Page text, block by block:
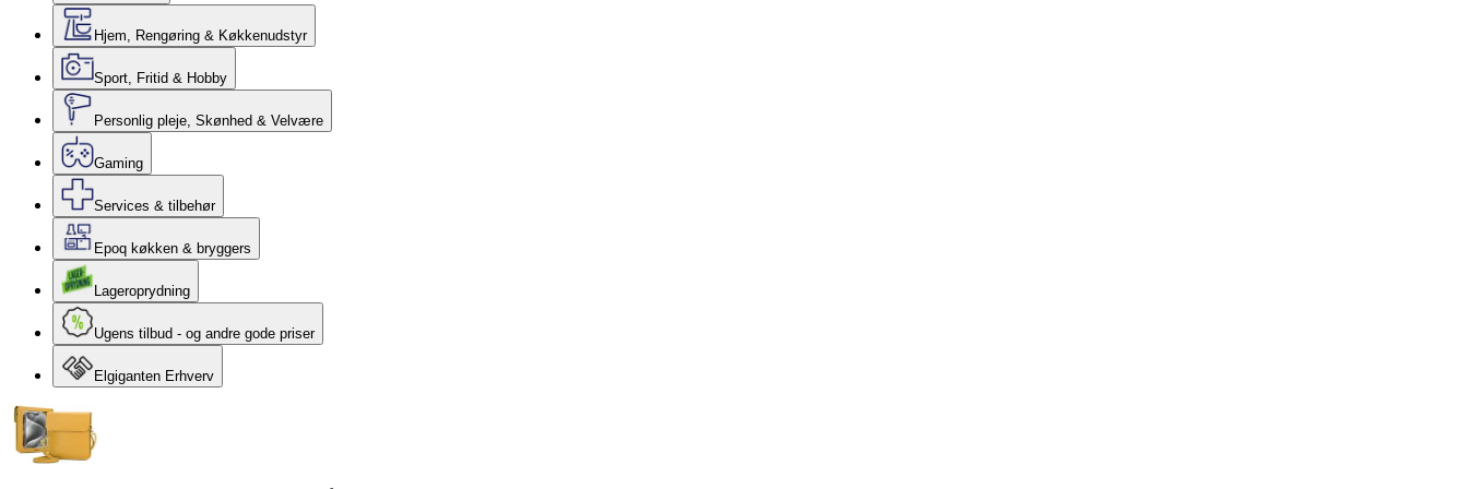
Hjem, Rengøring & Køkkenudstyr
Sport, Fritid & Hobby
Personlig pleje, Skønhed & Velvære
Gaming
Services & tilbehør
Epoq køkken & bryggers
Lageroprydning
Ugens tilbud - og andre gode priser
Elgiganten Erhverv